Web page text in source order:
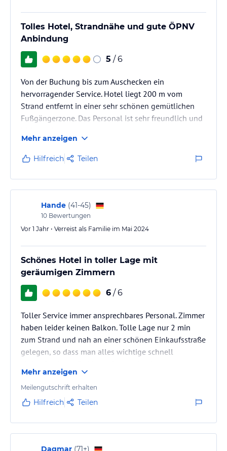
Tolles Hotel, Strandnähe und gute ÖPNV
Anbindung
5 / 6
Von der Buchung bis zum Auschecken ein
hervorragender Service. Hotel liegt 200 m vom
Strand entfernt in einer sehr schönen gemütlichen
Fußgängerzone. Das Personal ist sehr freundlich und
Mehr anzeigen
Hilfreich Teilen
Hande (41-45)
10 Bewertungen
Vor 1 Jahr • Verreist als Familie im Mai 2024
Schönes Hotel in toller Lage mit
geräumigen Zimmern
6 / 6
Toller Service immer ansprechbares Personal. Zimmer
haben leider keinen Balkon. Tolle Lage nur 2 min
zum Strand und nah an einer schönen Einkaufsstraße
gelegen, so dass man alles wichtige schnell
Mehr anzeigen
Meilengutschrift erhalten
Hilfreich Teilen
Dagmar (71+)